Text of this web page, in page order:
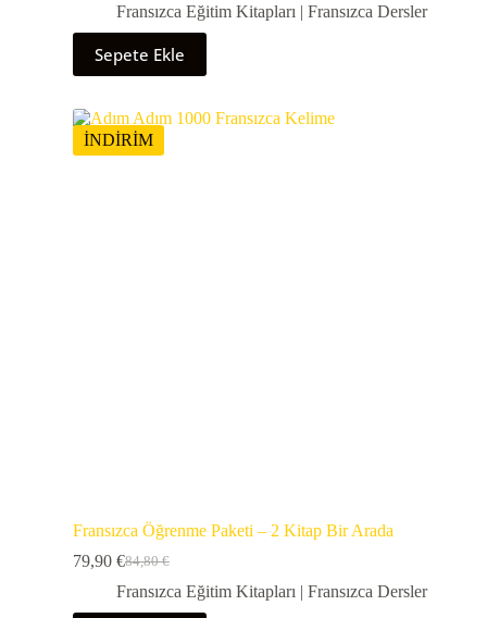
Fransızca Eğitim Kitapları | Fransızca Dersler
Sepete Ekle
İNDİRİM
Fransızca Öğrenme Paketi – 2 Kitap Bir Arada
84,80€
79,90 €
Fransızca Eğitim Kitapları | Fransızca Dersler